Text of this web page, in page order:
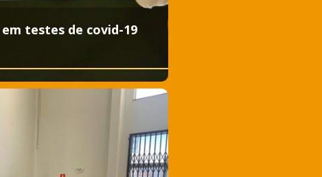
testes de covid-19